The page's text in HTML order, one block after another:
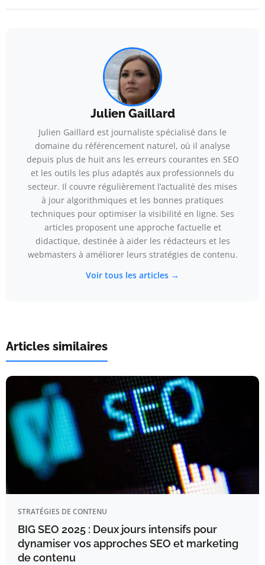
Julien Gaillard
Julien Gaillard est journaliste spécialisé dans le
domaine du référencement naturel, où il analyse
depuis plus de huit ans les erreurs courantes en SEO
et les outils les plus adaptés aux professionnels du
secteur. Il couvre régulièrement l’actualité des mises
à jour algorithmiques et les bonnes pratiques
techniques pour optimiser la visibilité en ligne. Ses
articles proposent une approche factuelle et
didactique, destinée à aider les rédacteurs et les
webmasters à améliorer leurs stratégies de contenu.
Voir tous les articles →
Articles similaires
STRATÉGIES DE CONTENU
BIG SEO 2025 : Deux jours intensifs pour
dynamiser vos approches SEO et marketing
de contenu